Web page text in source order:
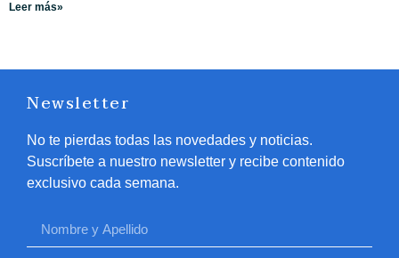
Leer más»
Newsletter
No te pierdas todas las novedades y noticias.
Suscríbete a nuestro newsletter y recibe contenido
exclusivo cada semana.